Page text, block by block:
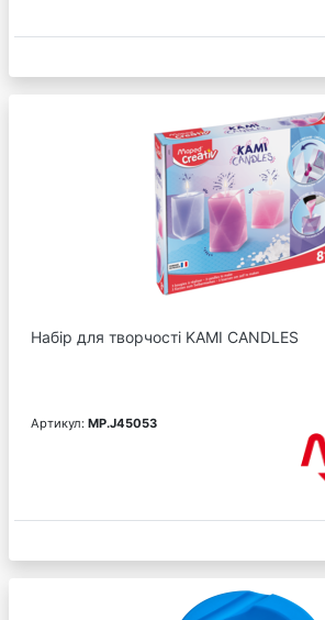
Набір для творчості KAMI CANDLES
Артикул: MP.J45053